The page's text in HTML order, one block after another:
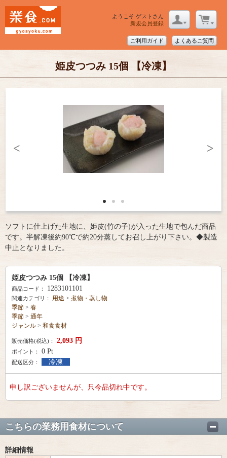
ようこそ ゲストさん
新規会員登録
ご利用ガイド よくあるご質問
姫皮つつみ 15個 【冷凍】
< >
ソフトに仕上げた生地に、姫皮(竹の子)が入った生地で包んだ商品
です。半解凍後約90℃で約20分蒸してお召し上がり下さい。◆製造
中止となりました。
姫皮つつみ 15個 【冷凍】
商品コード： 1283101101
関連カテゴリ： 用途 > 煮物・蒸し物
季節 > 春
季節 > 通年
ジャンル > 和食食材
販売価格(税込)： 2,093 円
ポイント： 0 Pt
配送区分： 冷凍
申し訳ございませんが、只今品切れ中です。
こちらの業務用食材について
詳細情報